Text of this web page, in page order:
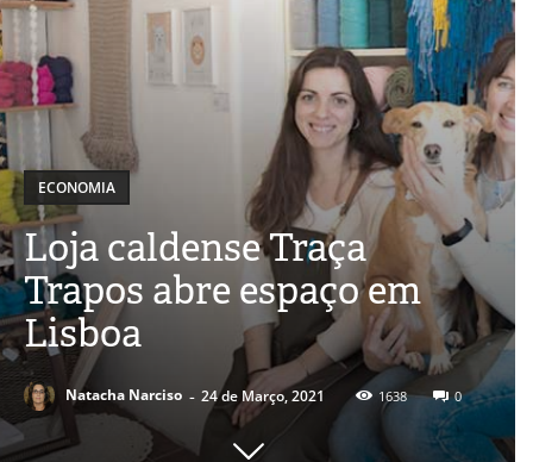
ECONOMIA
Loja caldense Traça
Trapos abre espaço em
Lisboa
Natacha Narciso - 24 de Março, 2021 1638 0